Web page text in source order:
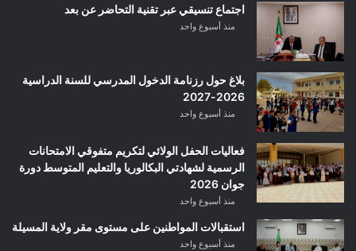
اجتماع تنسيقي عبر تقنية التحاضر عن بعد
منذ أسبوع واحد
بلاغ حول رزنامة الدخول المدرسي للسنة الدراسية
2026-2027
منذ أسبوع واحد
فعاليات الحفل الولائي لتكريم متفوقي الامتحانات
الرسمية لشهادتي البكالوريا والتعليم المتوسط دورة
جوان 2026
منذ أسبوع واحد
استقبالات المواطنين على مستوى مقر ولاية المسيلة
منذ أسبوع واحد